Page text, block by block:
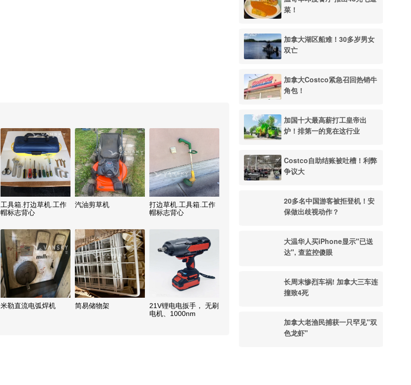
菜！
加拿大湖区船难！30多岁男女
双亡
加拿大Costco紧急召回热销牛
角包！
加国十大最高薪打工皇帝出
炉！排第一的竟在这行业
Costco自助结账被吐槽！利弊
争议大
20多名中国游客被拒登机！安
保做出歧视动作？
大温华人买iPhone显示"已送
达", 查监控傻眼
长周末惨烈车祸! 加拿大三车连
撞致4死
加拿大老渔民捕获一只罕见"双
色龙虾"
工具箱.打边草机.工作
帽标志背心
汽油剪草机
打边草机.工具箱.工作
帽标志背心
米勒直流电弧焊机 简易储物架
21V锂电电扳手， 无刷
电机、1000nm